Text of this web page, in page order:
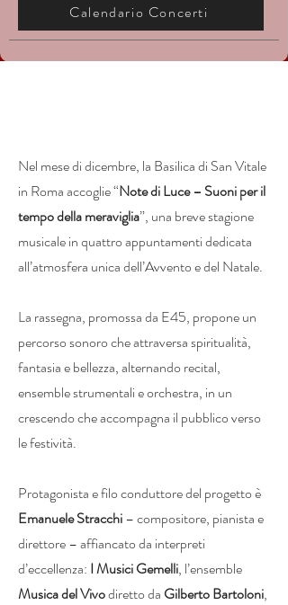
Calendario Concerti
Nel mese di dicembre, la Basilica di San Vitale
in Roma accoglie “Note di Luce – Suoni per il
tempo della meraviglia”, una breve stagione
musicale in quattro appuntamenti dedicata
all’atmosfera unica dell’Avvento e del Natale.
La rassegna, promossa da E45, propone un
percorso sonoro che attraversa spiritualità,
fantasia e bellezza, alternando recital,
ensemble strumentali e orchestra, in un
crescendo che accompagna il pubblico verso
le festività.
Protagonista e filo conduttore del progetto è
Emanuele Stracchi – compositore, pianista e
direttore – affiancato da interpreti
d’eccellenza: I Musici Gemelli, l’ensemble
Musica del Vivodiretto da Gilberto Bartoloni,